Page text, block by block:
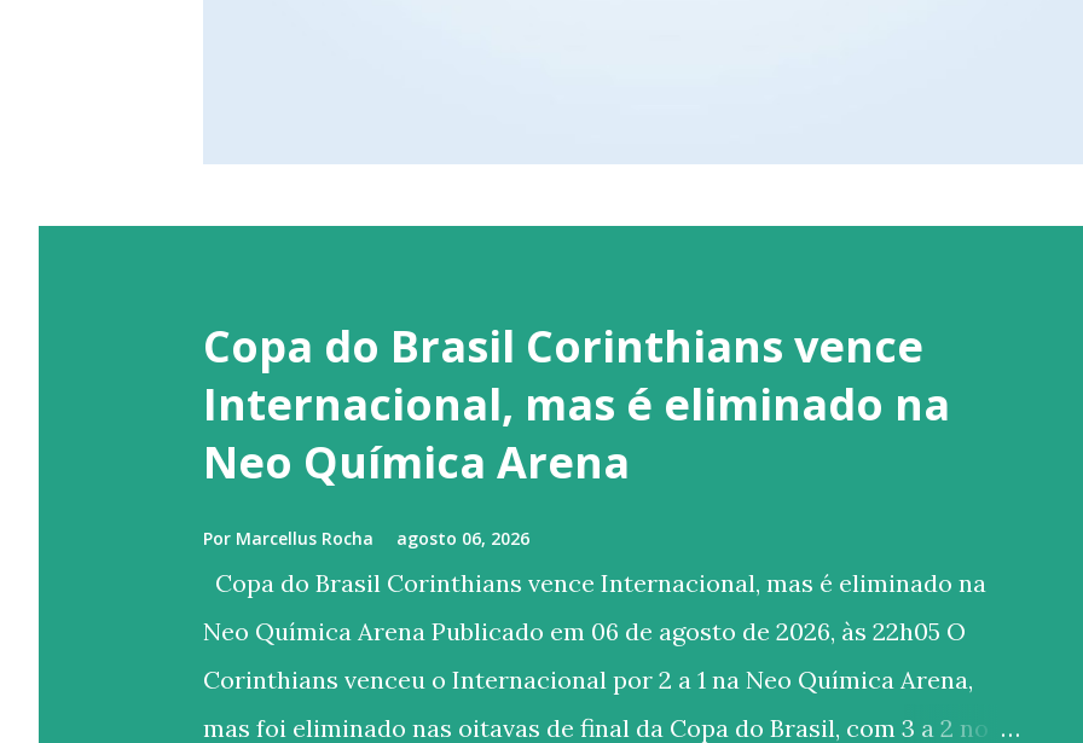
Copa do Brasil Corinthians vence
Internacional, mas é eliminado na
Neo Química Arena
Por Marcellus Rocha agosto 06, 2026
Copa do Brasil Corinthians vence Internacional, mas é eliminado na
Neo Química Arena Publicado em 06 de agosto de 2026, às 22h05 O
Corinthians venceu o Internacional por 2 a 1 na Neo Química Arena,
mas foi eliminado nas oitavas de final da Copa do Brasil, com 3 a 2 no